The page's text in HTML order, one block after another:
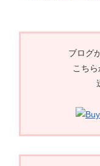
ブログ
こち